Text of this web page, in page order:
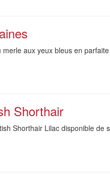
aux yeux bleus en
Shorthair
Shorthair Lilac disponible de